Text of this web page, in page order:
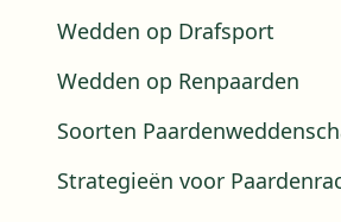
Wedden op Drafsport
Wedden op Renpaarden
Soorten
Strategieën voor